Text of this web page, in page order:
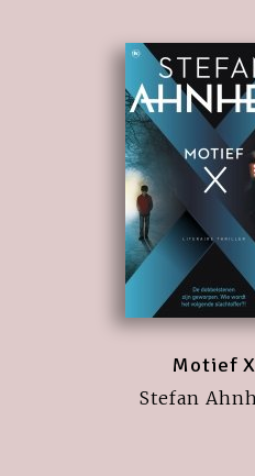
Motief X
Stefan